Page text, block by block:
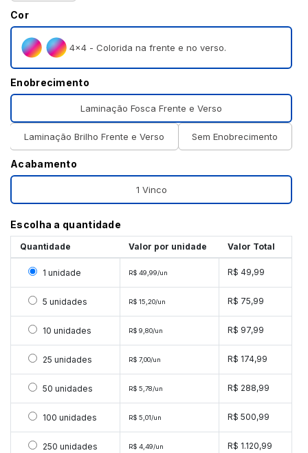
Cor
4×4 - Colorida na frente e no verso.
Enobrecimento
Laminação Fosca Frente e Verso
Laminação Brilho Frente e Verso Sem Enobrecimento
Acabamento
1 Vinco
Escolha a quantidade
Quantidade Valor por unidade Valor Total
Selecionar 1 unidade
1 unidade R$ 49,99/un R$ 49,99
Selecionar 5 unidades
5 unidades R$ 15,20/un R$ 75,99
Selecionar 10 unidades
10 unidades R$ 9,80/un R$ 97,99
Selecionar 25 unidades
25 unidades R$ 7,00/un R$ 174,99
Selecionar 50 unidades
50 unidades R$ 5,78/un R$ 288,99
Selecionar 100 unidades
100 unidades R$ 5,01/un R$ 500,99
Selecionar 250 unidades
250 unidades R$ 4,49/un R$ 1.120,99